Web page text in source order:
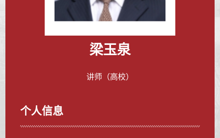
梁玉泉
讲师（高校）
个人信息